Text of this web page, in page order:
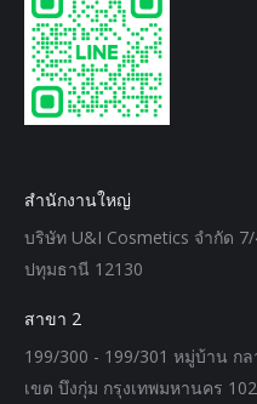
สำนักงานใหญ่
บริษัท U&I Cosmetics จำกัด
ปทุมธานี 12130
สาขา 2
199/300 - 199/301 หมู่บ้าน ก
เขต บึงกุ่ม กรุงเทพมหานคร